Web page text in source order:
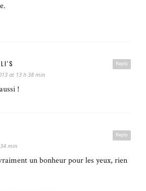
Reply
at 13 h 38 min
!
Reply
min
un bonheur pour les yeux, rien